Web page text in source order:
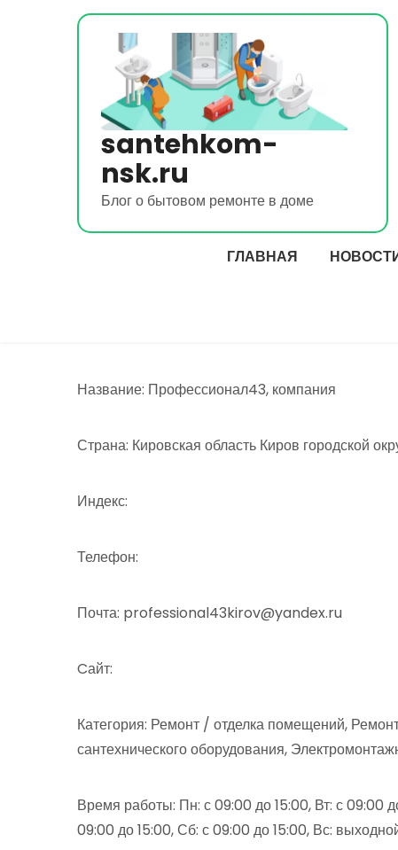
santehkom-
nsk.ru
Блог о бытовом ремонте в доме
ГЛАВНАЯ
Название: Профессионал43, компания
Страна: Кировская область Киров городской
Индекс:
Телефон:
Почта: professional43kirov@yandex.ru
Cайт:
Категория: Ремонт / отделка помещений,
сантехнического оборудования,
Время работы: Пн: с 09:00 до 15:00, Вт: с 09:00
09:00 до 15:00, Сб: с 09:00 до 15:00, Вс: